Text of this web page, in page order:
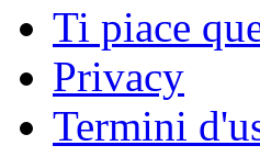
Ti piace
Privacy
Termini